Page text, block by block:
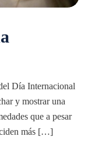
Día Internacional
y mostrar una
que a pesar
más […]